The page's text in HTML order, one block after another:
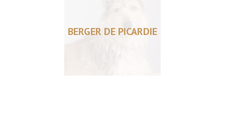
BERGER DE PICARDIE